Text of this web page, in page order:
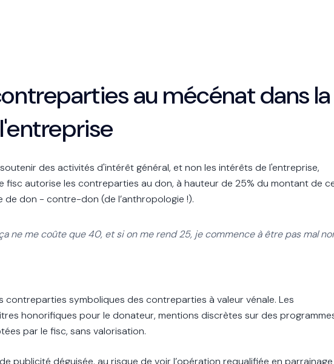
au mécénat dans la
des activités d'intérêt général, et non les intérêts de l'entreprise,
fisc autorise les contreparties au don, à hauteur de 25% du montant de
de don - contre-don (de l’anthropologie !).
ne me coûte que 40, et si on me rend 25, je commence à être pas mal
contreparties symboliques des contreparties à valeur vénale. Les
honorifiques pour le donateur, mentions discrètes sur des
par le fisc, sans valorisation.
publicité déguisée, au risque de voir l’opération requalifiée en parrainage